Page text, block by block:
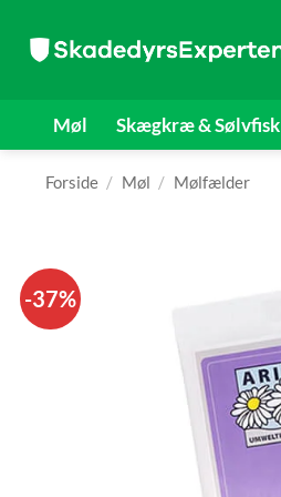
indhold
Møl Skægkræ & Sølvfisk
Forside / Møl / Mølfælder
-37%